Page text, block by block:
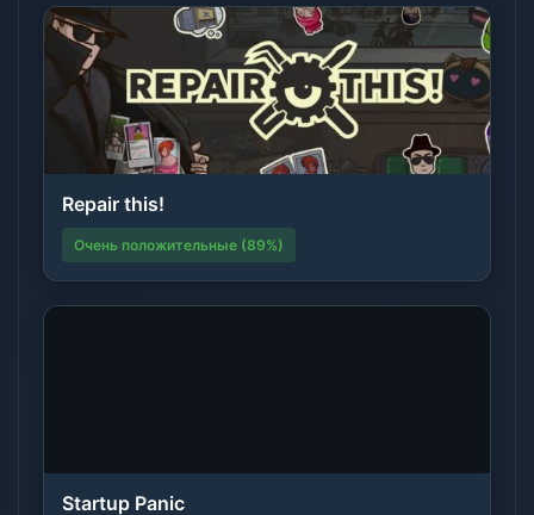
Repair this!
Очень положительные (89%)
Startup Panic